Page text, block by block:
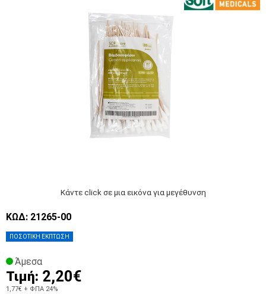
Κάντε click σε μια εικόνα για μεγέθυνση
ΠΟΣΟΤΙΚΗ ΕΚΠΤΩΣΗ
ΚΩΔ: 21265-00
Άμεσα
Τιμή: 2,20€
1,77€ + ΦΠΑ 24%